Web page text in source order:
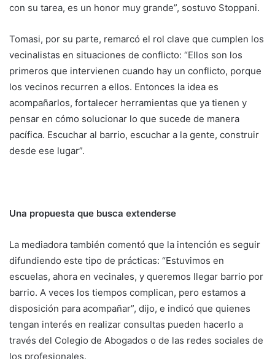
con su tarea, es un honor muy grande”, sostuvo Stoppani.
Tomasi, por su parte, remarcó el rol clave que cumplen los
vecinalistas en situaciones de conflicto: “Ellos son los
primeros que intervienen cuando hay un conflicto, porque
los vecinos recurren a ellos. Entonces la idea es
acompañarlos, fortalecer herramientas que ya tienen y
pensar en cómo solucionar lo que sucede de manera
pacífica. Escuchar al barrio, escuchar a la gente, construir
desde ese lugar”.
Una propuesta que busca extenderse
La mediadora también comentó que la intención es seguir
difundiendo este tipo de prácticas: “Estuvimos en
escuelas, ahora en vecinales, y queremos llegar barrio por
barrio. A veces los tiempos complican, pero estamos a
disposición para acompañar”, dijo, e indicó que quienes
tengan interés en realizar consultas pueden hacerlo a
través del Colegio de Abogados o de las redes sociales de
los profesionales.